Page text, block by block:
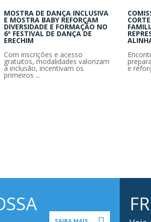
MOSTRA DE DANÇA INCLUSIVA
E MOSTRA BABY REFORÇAM
DIVERSIDADE E FORMAÇÃO NO
6º FESTIVAL DE DANÇA DE
ERECHIM
Com inscrições e acesso
gratuitos, modalidades valorizam
a inclusão, incentivam os
primeiros ...
e